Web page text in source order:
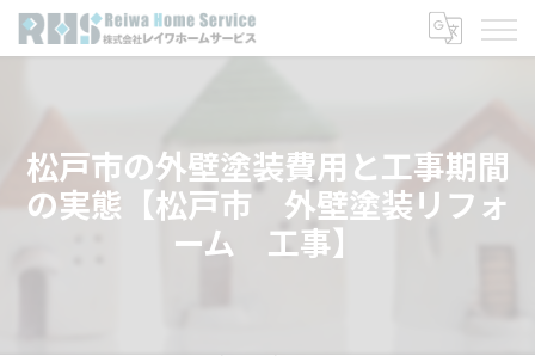
松戸市の外壁塗装費用と工事期間
の実態【松戸市 外壁塗装リフォ
ーム 工事】